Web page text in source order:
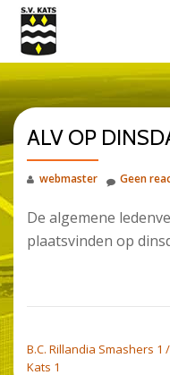
direct
naar
inhoud
ALV OP
webmaster Geen
De algemene
plaatsvinden op
B.C. Rillandia Smashers 1 /
Kats 1